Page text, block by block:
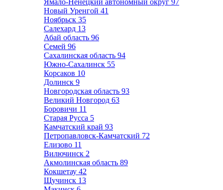
Ямало-Ненецкий автономный округ 97
Новый Уренгой 41
Ноябрьск 35
Салехард 13
Абай область 96
Семей 96
Сахалинская область 94
Южно-Сахалинск 55
Корсаков 10
Долинск 9
Новгородская область 93
Великий Новгород 63
Боровичи 11
Старая Русса 5
Камчатский край 93
Петропавловск-Камчатский 72
Елизово 11
Вилючинск 2
Акмолинская область 89
Кокшетау 42
Щучинск 13